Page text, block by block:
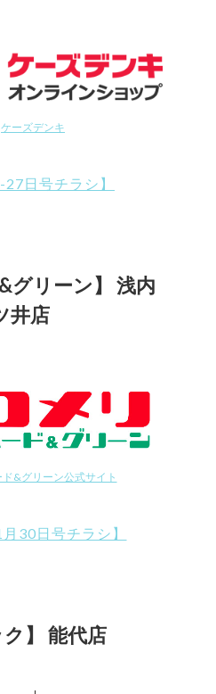
ケーズデンキ
27日号チラシ】
グリーン】 浅内
井店
ド&グリーン公式サイト
30日号チラシ】
ク】 能代店